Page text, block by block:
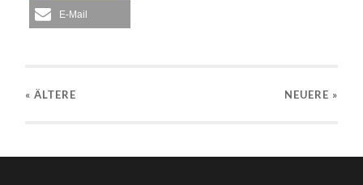
E-Mail
« ÄLTERE NEUERE »